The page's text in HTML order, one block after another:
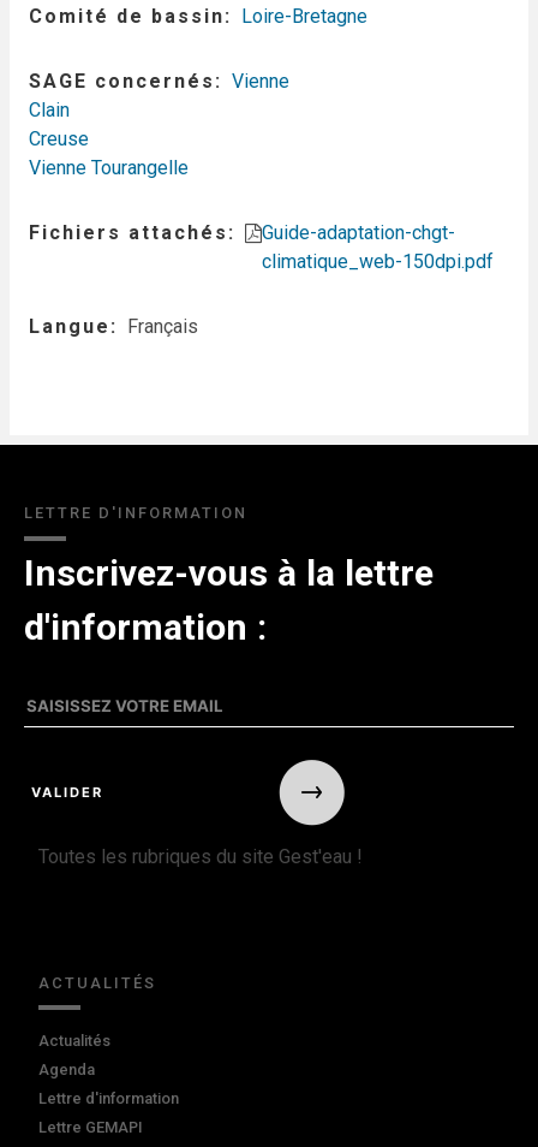
Comité de bassin Loire-Bretagne
SAGE concernés
Vienne
Clain
Creuse
Vienne Tourangelle
Fichiers attachés
Guide-adaptation-chgt-
climatique_web-150dpi.pdf
Langue Français
LETTRE D'INFORMATION
Inscrivez-vous à la lettre
d'information :
Toutes les rubriques du site Gest'eau !
ACTUALITÉS
Actualités
Agenda
Lettre d'information
Lettre GEMAPI